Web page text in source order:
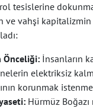
tesislerine
ve vahşi kapitalizmin
Önceliği: İnsanların
elektriksiz
korunmak
Hürmüz